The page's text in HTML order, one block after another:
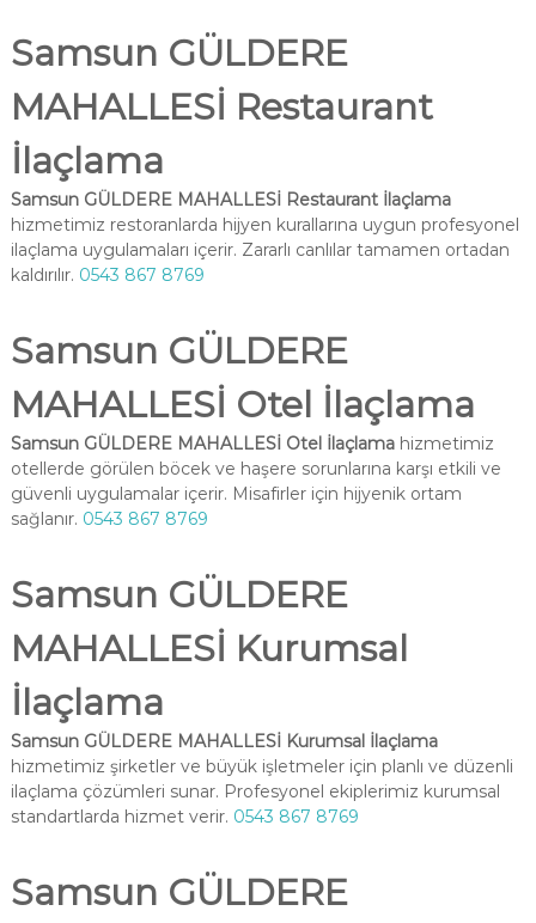
Samsun GÜLDERE
MAHALLESİ Restaurant
İlaçlama
Samsun GÜLDERE MAHALLESİ Restaurant İlaçlama
hizmetimiz restoranlarda hijyen kurallarına uygun profesyonel
ilaçlama uygulamaları içerir. Zararlı canlılar tamamen ortadan
kaldırılır. 0543 867 8769
Samsun GÜLDERE
MAHALLESİ Otel İlaçlama
Samsun GÜLDERE MAHALLESİ Otel İlaçlamahizmetimiz
otellerde görülen böcek ve haşere sorunlarına karşı etkili ve
güvenli uygulamalar içerir. Misafirler için hijyenik ortam
sağlanır. 0543 867 8769
Samsun GÜLDERE
MAHALLESİ Kurumsal
İlaçlama
Samsun GÜLDERE MAHALLESİ Kurumsal İlaçlama
hizmetimiz şirketler ve büyük işletmeler için planlı ve düzenli
ilaçlama çözümleri sunar. Profesyonel ekiplerimiz kurumsal
standartlarda hizmet verir. 0543 867 8769
Samsun GÜLDERE